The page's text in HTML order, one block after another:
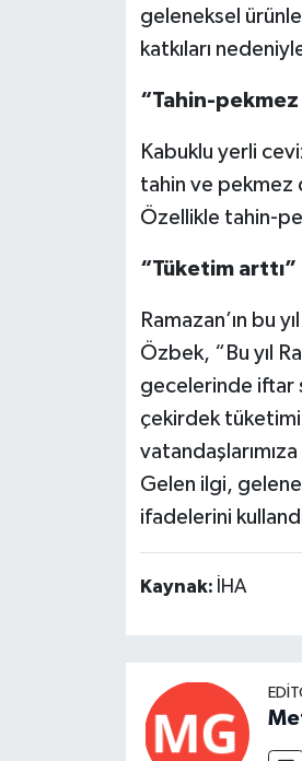
geleneksel
katkıları
“Tahin-
Kabuklu yerli
tahin ve pekmez
Özellikle tahin-
“Tüketim arttı”
Ramazan’ın bu
Özbek, “Bu yıl
gecelerinde iftar
çekirdek tüketimi
Gelen ilgi,
ifadelerini
Kaynak: İHA